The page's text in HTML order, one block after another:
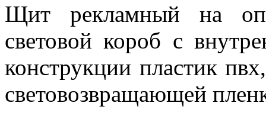
Щит рекламный на
световой короб с
конструкции пластик
световозвращающей